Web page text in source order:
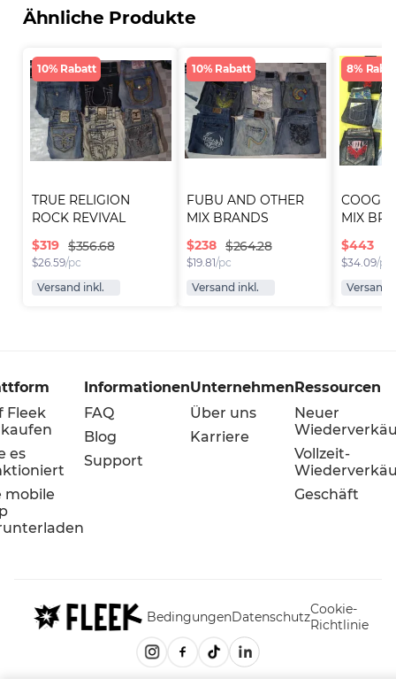
Ähnliche Produkte
10% Rabatt
TRUE RELIGION
ROCK REVIVAL
JEANS (I..
$319 $356.68
$26.59/pc
Versand inkl.
10% Rabatt
FUBU AND OTHER
MIX BRANDS
SHORTS (I..
$238 $264.28
$19.81/pc
Versand inkl.
8%
COOGI
MIX
SHORTS
$443
$34.09/pc
Versand
Fleek
es
mobile
Informationen
FAQ
Blog
Support
Unternehmen
Über uns
Karriere
Ressourcen
Neuer
Vollzeit-
Geschäft
BedingungenDatenschutzCookie-
Richtlinie